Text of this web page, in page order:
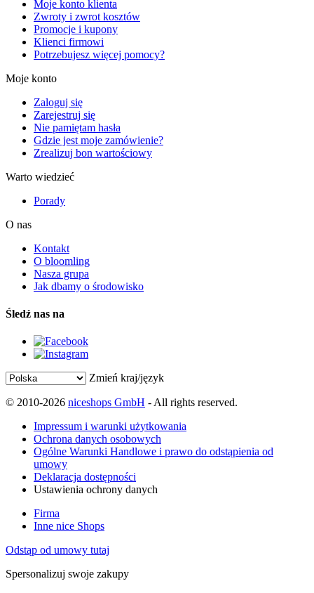
Moje konto klienta
Zwroty i zwrot kosztów
Promocje i kupony
Klienci firmowi
Potrzebujesz więcej pomocy?
Moje konto
Zaloguj się
Zarejestruj się
Nie pamiętam hasła
Gdzie jest moje zamówienie?
Zrealizuj bon wartościowy
Warto wiedzieć
Porady
O nas
Kontakt
O bloomling
Nasza grupa
Jak dbamy o środowisko
Śledź nas na
Zmień kraj/język
© 2010-2026 niceshops GmbH - All rights reserved.
Impressum i warunki użytkowania
Ochrona danych osobowych
Ogólne Warunki Handlowe i prawo do odstąpienia od
umowy
Deklaracja dostępności
Ustawienia ochrony danych
Firma
Inne nice Shops
Odstąp od umowy tutaj
Spersonalizuj swoje zakupy